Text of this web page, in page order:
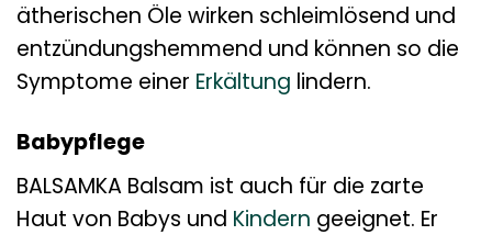
ätherischen Öle wirken schleimlösend und
entzündungshemmend und können so die
Symptome einer Erkältung lindern.
Babypflege
BALSAMKA Balsam ist auch für die zarte
Haut von Babys und Kindern geeignet. Er